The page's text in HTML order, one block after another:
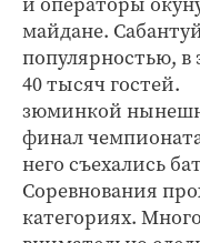
майдане.
популярностью, в
40 тысяч гостей.
зюминкой
финал
него съехались
Соревнования
категориях.